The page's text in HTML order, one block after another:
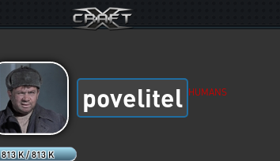
813 K / 813 K
povelitel HUMANS